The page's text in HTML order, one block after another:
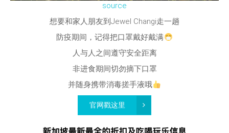
source
想要和家人朋友到Jewel Changi走一趟
防疫期间，记得把口罩戴好戴满
人与人之间遵守安全距离
非进食期间切勿摘下口罩
并随身携带消毒搓手液哦
官网戳这里